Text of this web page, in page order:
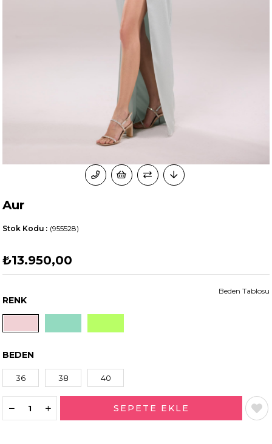
Aur
(955528)
Stok Kodu
₺13.950,00
RENK
BEDEN
36 38 40
Beden Tablosu